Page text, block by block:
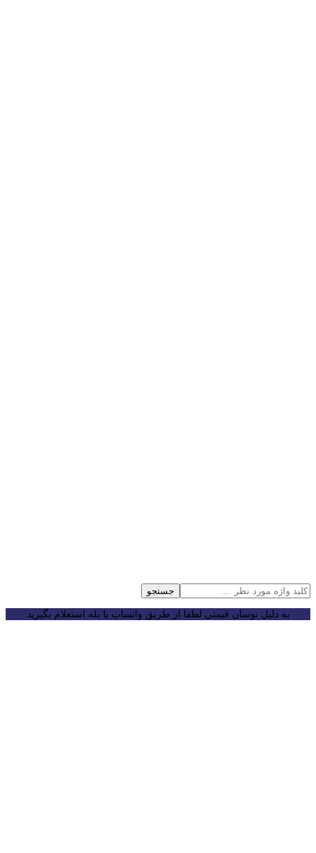
جستجو
به دلیل نوسان قیمتی لطفا از طریق واتساپ یا بله استعلام بگیرید